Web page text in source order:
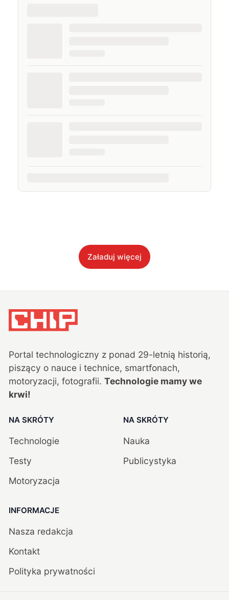
Załaduj więcej
Portal technologiczny z ponad 29-letnią historią,
piszący o nauce i technice, smartfonach,
motoryzacji, fotografii. Technologie mamy we
krwi!
NA SKRÓTY
Technologie
Testy
Motoryzacja
NA SKRÓTY
Nauka
Publicystyka
INFORMACJE
Nasza redakcja
Kontakt
Polityka prywatności